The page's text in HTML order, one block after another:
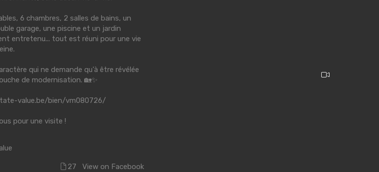
6 chambres, 2 salles de bains, un
garage, une piscine et un jardin
entretenu... tout est réuni pour une vie
qui ne demande qu'à être révélée
de modernisation. 🏡✨
value.be/bien/vm080726/
pour une visite !
27 View on Facebook